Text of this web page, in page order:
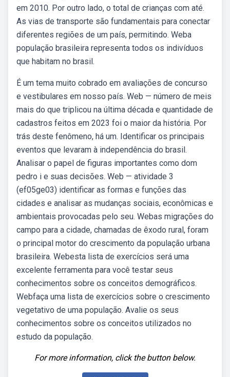
em 2010. Por outro lado, o total de crianças com até.
As vias de transporte são fundamentais para conectar
diferentes regiões de um país, permitindo. Weba
população brasileira representa todos os indivíduos
que habitam no brasil.
É um tema muito cobrado em avaliações de concurso
e vestibulares em nosso país. Web — número de meis
mais do que triplicou na última década e quantidade de
cadastros feitos em 2023 foi o maior da história. Por
trás deste fenômeno, há um. Identificar os principais
eventos que levaram à independência do brasil.
Analisar o papel de figuras importantes como dom
pedro i e suas decisões. Web — atividade 3
(ef05ge03) identificar as formas e funções das
cidades e analisar as mudanças sociais, econômicas e
ambientais provocadas pelo seu. Webas migrações do
campo para a cidade, chamadas de êxodo rural, foram
o principal motor do crescimento da população urbana
brasileira. Webesta lista de exercícios será uma
excelente ferramenta para você testar seus
conhecimentos sobre os conceitos demográficos.
Webfaça uma lista de exercícios sobre o crescimento
vegetativo de uma população. Avalie os seus
conhecimentos sobre os conceitos utilizados no
estudo da população.
For more information, click the button below.